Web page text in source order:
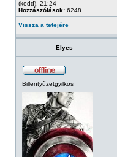
(kedd), 21:24
Hozzászólások: 6248
Vissza a tetejére
Elyes
Billentyűzetgyilkos